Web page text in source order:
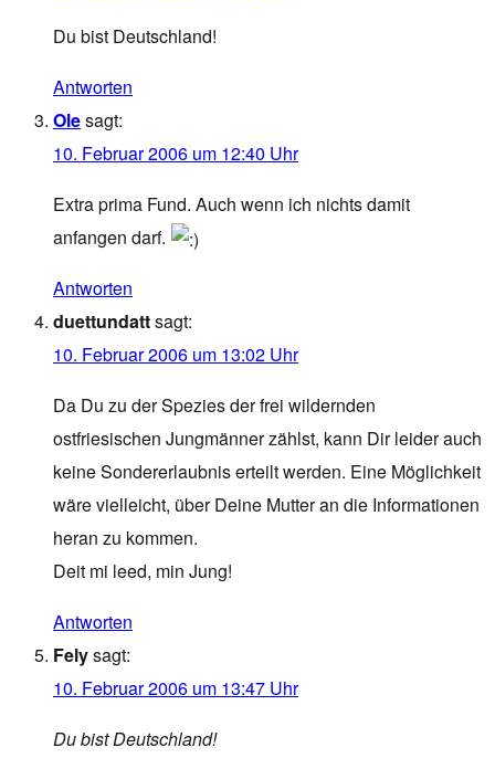
Du bist Deutschland!
Antworten
Olesagt:
10. Februar 2006 um 12:40 Uhr
Extra prima Fund. Auch wenn ich nichts damit
anfangen darf.
Antworten
duettundattsagt:
10. Februar 2006 um 13:02 Uhr
Da Du zu der Spezies der frei wildernden
ostfriesischen Jungmänner zählst, kann Dir leider auch
keine Sondererlaubnis erteilt werden. Eine Möglichkeit
wäre vielleicht, über Deine Mutter an die Informationen
heran zu kommen.
Deit mi leed, min Jung!
Antworten
Felysagt:
10. Februar 2006 um 13:47 Uhr
Du bist Deutschland!